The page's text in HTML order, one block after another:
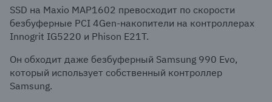
SSD на Maxio MAP1602 превосходит по скорости
безбуферные PCI 4Gen-накопители на контроллерах
Innogrit IG5220 и Phison E21T.
Он обходит даже безбуферный Samsung 990 Evo,
который использует собственный контроллер
Samsung.